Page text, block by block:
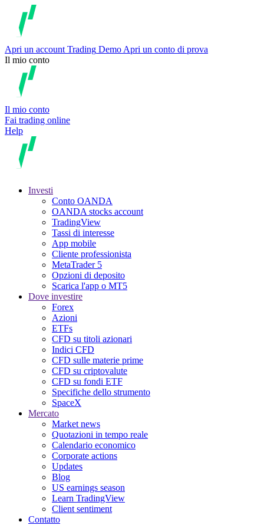
Apri un account Trading Demo Apri un conto di prova
Il mio conto
Il mio conto
Fai trading online
Help
Investi
Conto OANDA
OANDA stocks account
TradingView
Tassi di interesse
App mobile
Cliente professionista
MetaTrader 5
Opzioni di deposito
Scarica l'app o MT5
Dove investire
Forex
Azioni
ETFs
CFD su titoli azionari
Indici CFD
CFD sulle materie prime
CFD su criptovalute
CFD su fondi ETF
Specifiche dello strumento
SpaceX
Mercato
Market news
Quotazioni in tempo reale
Calendario economico
Corporate actions
Updates
Blog
US earnings season
Learn TradingView
Client sentiment
Contatto